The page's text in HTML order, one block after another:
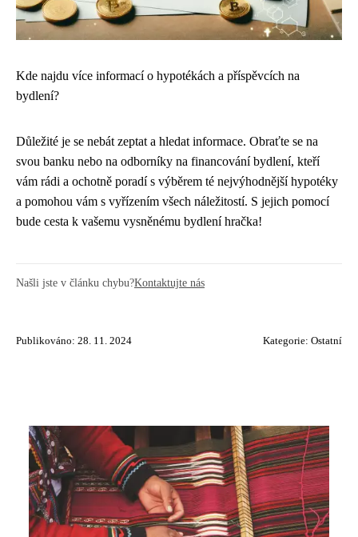
Kde najdu více informací o hypotékách a příspěvcích na
bydlení?
Důležité je se nebát zeptat a hledat informace. Obraťte se na
svou banku nebo na odborníky na financování bydlení, kteří
vám rádi a ochotně poradí s výběrem té nejvýhodnější hypotéky
a pomohou vám s vyřízením všech náležitostí. S jejich pomocí
bude cesta k vašemu vysněnému bydlení hračka!
Našli jste v článku chybu?Kontaktujte nás
Publikováno: 28. 11. 2024 Kategorie: Ostatní